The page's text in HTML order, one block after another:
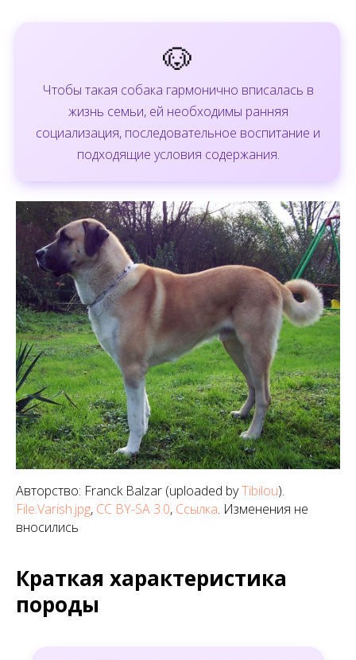
🐶
Чтобы такая собака гармонично вписалась в
жизнь семьи, ей необходимы ранняя
социализация, последовательное воспитание и
подходящие условия содержания.
Авторство: Franck Balzar (uploaded byTibilou).
File:Varish.jpg, CC BY-SA 3.0, Ссылка. Изменения не
вносились
Краткая характеристика
породы